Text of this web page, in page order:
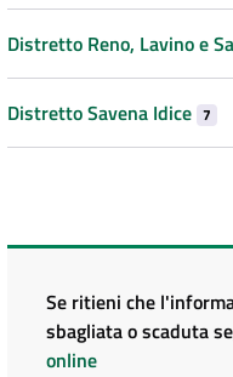
Distretto Reno, Lavino e
Distretto Savena Idice 7
Se ritieni che
sbagliata o scaduta
online